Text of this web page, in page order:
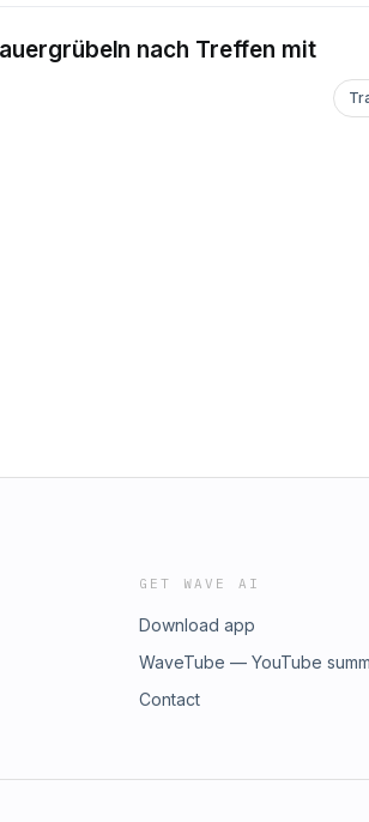
nach Treffen mit
GET WAVE AI
Download app
WaveTube — YouTube
Contact